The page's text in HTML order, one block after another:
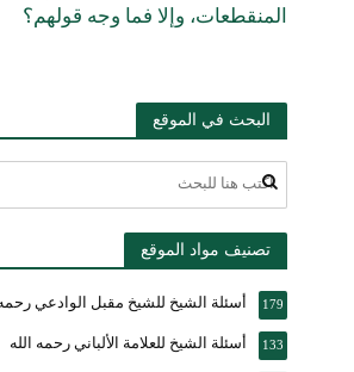
المنقطعات، وإلا فما وجه قولهم؟
البحث في الموقع
تصنيف مواد الموقع
أسئلة الشيخ للشيخ مقبل الوادعي رحمه 179
أسئلة الشيخ للعلامة الألباني رحمه الله 133